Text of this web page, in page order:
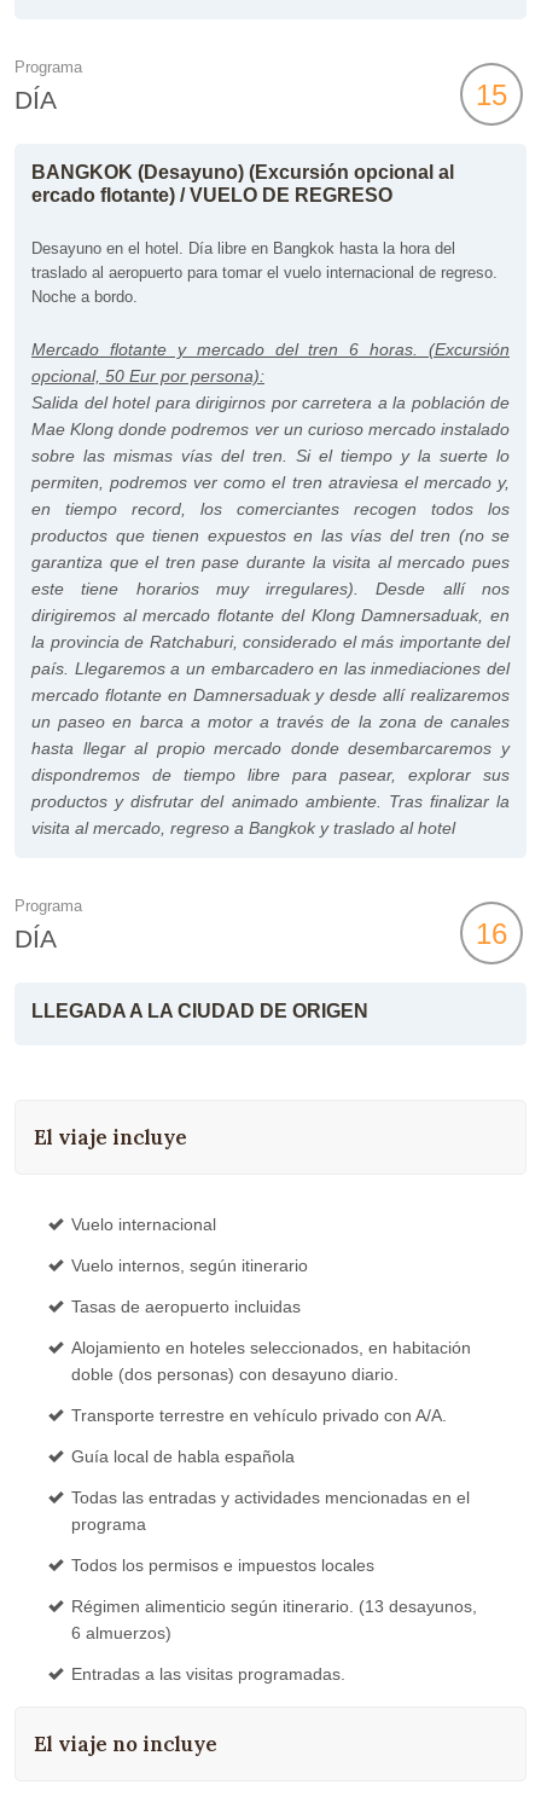
Programa
DÍA 15
BANGKOK (Desayuno) (Excursión opcional al
ercado flotante) / VUELO DE REGRESO
Desayuno en el hotel. Día libre en Bangkok hasta la hora del
traslado al aeropuerto para tomar el vuelo internacional de regreso.
Noche a bordo.
Mercado flotante y mercado del tren 6 horas. (Excursión
opcional, 50 Eur por persona):
Salida del hotel para dirigirnos por carretera a la población de
Mae Klong donde podremos ver un curioso mercado instalado
sobre las mismas vías del tren. Si el tiempo y la suerte lo
permiten, podremos ver como el tren atraviesa el mercado y,
en tiempo record, los comerciantes recogen todos los
productos que tienen expuestos en las vías del tren (no se
garantiza que el tren pase durante la visita al mercado pues
este tiene horarios muy irregulares).Desde allí nos
dirigiremos al mercado flotante del Klong Damnersaduak, en
la provincia de Ratchaburi, considerado el más importante del
país. Llegaremos a un embarcadero en las inmediaciones del
mercado flotante en Damnersaduak y desde allí realizaremos
un paseo en barca a motor a través de la zona de canales
hasta llegar al propio mercado donde desembarcaremos y
dispondremos de tiempo libre para pasear, explorar sus
productos y disfrutar del animado ambiente. Tras finalizar la
visita al mercado, regreso a Bangkok y traslado al hotel
Programa
DÍA 16
LLEGADA A LA CIUDAD DE ORIGEN
El viaje incluye
Vuelo internacional
Vuelo internos, según itinerario
Tasas de aeropuerto incluidas
Alojamiento en hoteles seleccionados, en habitación
doble (dos personas) con desayuno diario.
Transporte terrestre en vehículo privado con A/A.
Guía local de habla española
Todas las entradas y actividades mencionadas en el
programa
Todos los permisos e impuestos locales
Régimen alimenticio según itinerario. (13 desayunos,
6 almuerzos)
Entradas a las visitas programadas.
El viaje no incluye